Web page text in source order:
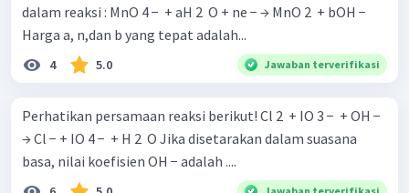
dalam reaksi : MnO 4 − ​ + aH 2 ​ O + ne − → MnO 2 ​ + bOH −
Harga a, n,dan b yang tepat adalah...
4 5.0 Jawaban terverifikasi
Perhatikan persamaan reaksi berikut! Cl 2 ​ + IO 3 − ​ + OH −
→ Cl − + IO 4 − ​ + H 2 ​ O Jika disetarakan dalam suasana
basa, nilai koefisien OH − adalah ....